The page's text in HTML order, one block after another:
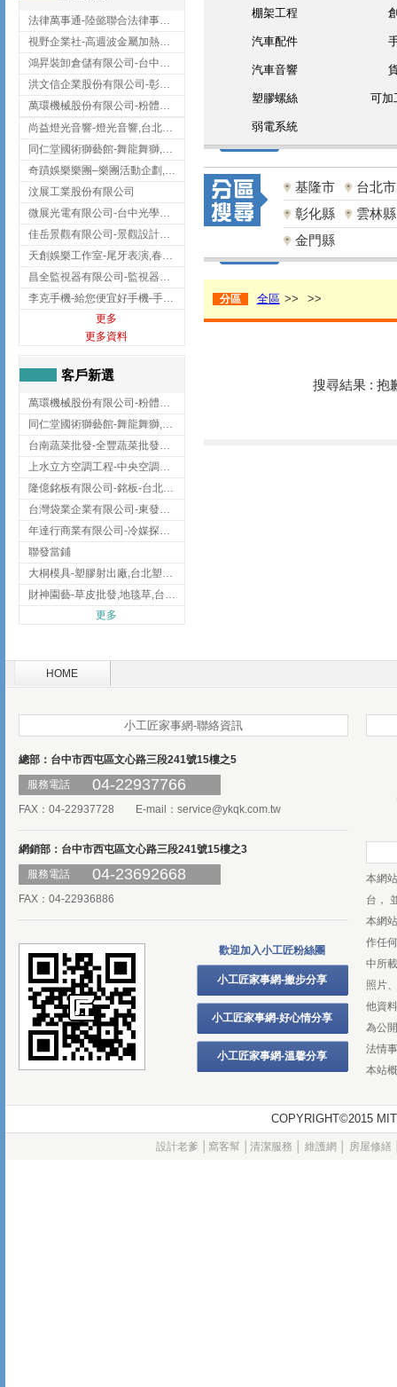
法律萬事通-陸懿聯合法律事務所
視野企業社-高週波金屬加熱設備,彰化高週波金屬加熱設備
鴻昇裝卸倉儲有限公司-台中貨櫃裝卸
洪文信企業股份有限公司-彰化鋅合金鑄造,彰化五金加工,彰化五金配件
萬環機械股份有限公司-粉體塗裝設備,輸送機,輸送機設備,台南輸送機
尚益燈光音響-燈光音響,台北燈光音響,台北燈光音響出租
同仁堂國術獅藝館-舞龍舞獅,台中舞龍舞獅
奇蹟娛樂樂團–樂團活動企劃,台中樂團表演,台中婚禮樂團
汶展工業股份有限公司
微展光電有限公司-台中光學鍍膜,optical filter taiwan,台灣光學鍍膜
佳岳景觀有限公司-景觀設計公司,台北景觀設計,台北景觀工程,中山區景觀設計
天創娛樂工作室-尾牙表演,春酒表演,板橋尾牙表演
昌全監視器有限公司-監視器安裝,高雄監視器安裝,鳳山區監視器安裝
李克手機-給您便宜好手機-手機收購,屏東手機收購
更多
更多資料
客戶新選
萬環機械股份有限公司-粉體塗裝設備,輸送機,輸送機設備,台南輸送機
同仁堂國術獅藝館-舞龍舞獅,台中舞龍舞獅
台南蔬菜批發-全豐蔬菜批發專送/台南蔬菜箱宅配到府
上水立方空調工程-中央空調規劃,台北中央空調規劃
隆億銘板有限公司-銘板-台北銘板-板橋銘板
台灣袋業企業有限公司-東發企業社/台中太空袋/太空包
年達行商業有限公司-冷媒探漏儀,壓力錶組,真空泵浦,台北冷凍空調材料
聯發當鋪
大桐模具-塑膠射出廠,台北塑膠射出廠
財神園藝-草皮批發,地毯草,台北草,彰化地毯草,彰化台北草
更多
棚架工程
汽車配件
汽車音響
塑膠螺絲 可加
弱電系統
基隆市
台北市
彰化縣
雲林縣
金門縣
分區 全區 >> >>
搜尋結果 : 抱
HOME
小工匠家事網-聯絡資訊
總部：台中市西屯區文心路三段241號15樓之5
服務電話
04-22937766
FAX：04-22937728 E-mail： service@ykqk.com.tw
網銷部：台中市西屯區文心路三段241號15樓之3
服務電話
04-23692668
FAX：04-22936886
歡迎加入小工匠粉絲團
小工匠家事網-撇步分享
小工匠家事網-好心情分享
小工匠家事網-溫馨分享
本網
台，
本網
作任
中所
照片
他資
為公
法情
本站
COPYRIGHT©2015
設計老爹 窩客幫 清潔服務 維護網 房屋修繕